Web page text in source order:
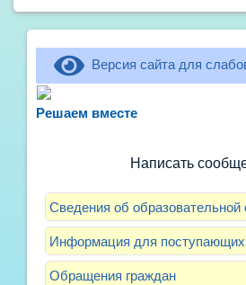
Версия сайта для
Решаем вместерассказать о
Написать
Сведения об образовательной
Информация для поступающих
Обращения граждан